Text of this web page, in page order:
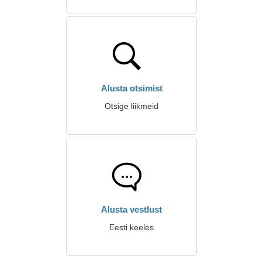
Alusta otsimist
Otsige liikmeid
Alusta vestlust
Eesti keeles